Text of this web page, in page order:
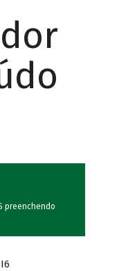
preenchendo